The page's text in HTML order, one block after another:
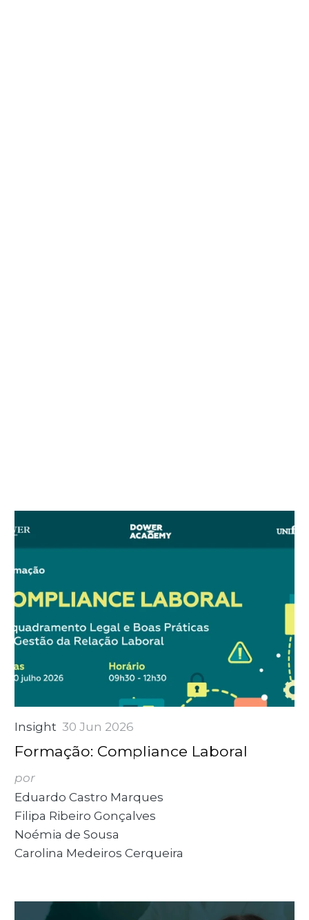
Insight 30 Jun 2026
Formação: Compliance Laboral
por
Eduardo Castro Marques
Filipa Ribeiro Gonçalves
Noémia de Sousa
Carolina Medeiros Cerqueira